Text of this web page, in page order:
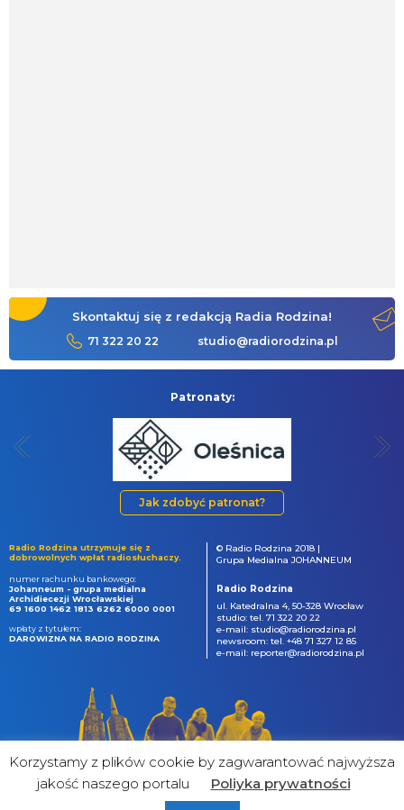
Skontaktuj się z redakcją Radia Rodzina!
71 322 20 22 studio@radiorodzina.pl
Patronaty:
Jak zdobyć patronat?
Radio Rodzina utrzymuje się z
dobrowolnych wpłat radiosłuchaczy.
numer rachunku bankowego:
Johanneum - grupa medialna
Archidiecezji Wrocławskiej
69 1600 1462 1813 6262 6000 0001
wpłaty z tytułem:
DAROWIZNA NA RADIO RODZINA
© Radio Rodzina 2018 |
Grupa Medialna JOHANNEUM
Radio Rodzina
ul. Katedralna 4, 50-328 Wrocław
studio: tel. 71 322 20 22
e-mail: studio@radiorodzina.pl
newsroom: tel. +48 71 327 12 85
e-mail: reporter@radiorodzina.pl
Korzystamy z plików cookie by zagwarantować najwyższa
jakość naszego portalu
Poliyka prywatności